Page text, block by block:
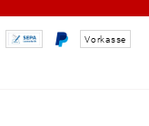
Vorkasse